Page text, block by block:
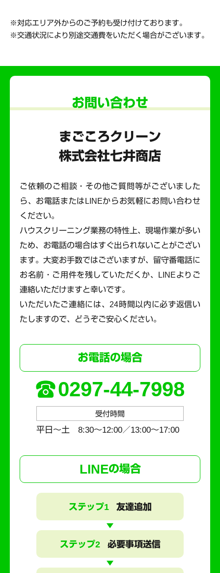
対応エリア外からのご予約も受け付けております。
交通状況により別途交通費をいただく場合がございます。
お問い合わせ
まごころクリーン
株式会社七井商店
ご依頼のご相談・その他ご質問等がございました
ら、お電話またはLINEからお気軽にお問い合わせ
ください。
ハウスクリーニング業務の特性上、現場作業が多い
ため、お電話の場合はすぐ出られないことがござい
ます。 大変お手数ではございますが、留守番電話に
お名前・ご用件を残していただくか、LINEよりご
連絡いただけますと幸いです。
いただいたご連絡には、24時間以内に必ず返信い
たしますので、どうぞご安心ください。
お電話の場合
0297-44-7998
受付時間
平日～土 8:30〜12:00／13:00〜17:00
LINEの場合
ステップ1 友達追加
ステップ2 必要事項送信